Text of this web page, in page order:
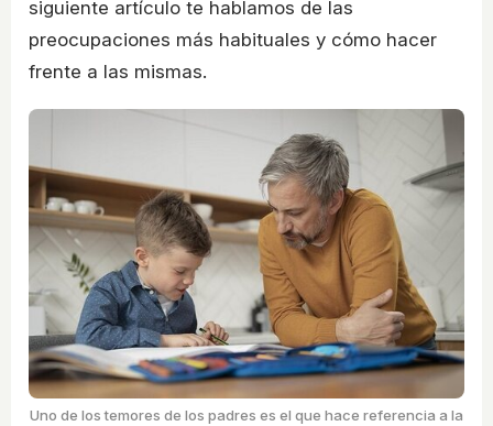
siguiente artículo te hablamos de las
preocupaciones más habituales y cómo hacer
frente a las mismas.
Uno de los temores de los padres es el que hace referencia a la